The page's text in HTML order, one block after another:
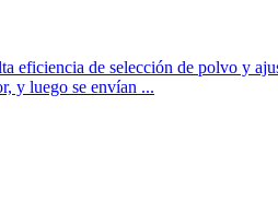
de selección de polvo y
y luego se envían ...